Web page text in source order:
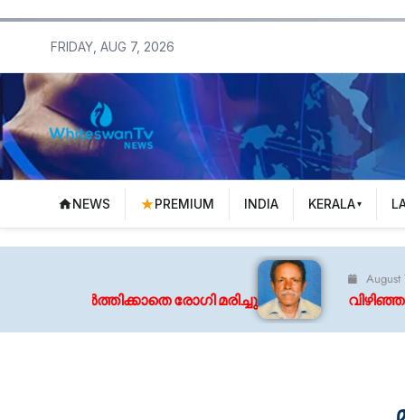
FRIDAY, AUG 7, 2026
NEWS PREMIUM INDIA KERALA
രോഗി മരിച്ചു
August 7, 2026
വിഴിഞ്ഞത്ത്